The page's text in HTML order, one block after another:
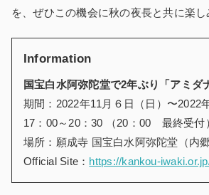
を、ぜひこの機会に秋の夜長と共に楽し
Information
国宝白水阿弥陀堂で2年ぶり「アミダ
期間：2022年11月６日（日）〜2022
17：00～20：30 （20：00 最終受付
場所：願成寺 国宝白水阿弥陀堂（内郷
Official Site： https://kankou-